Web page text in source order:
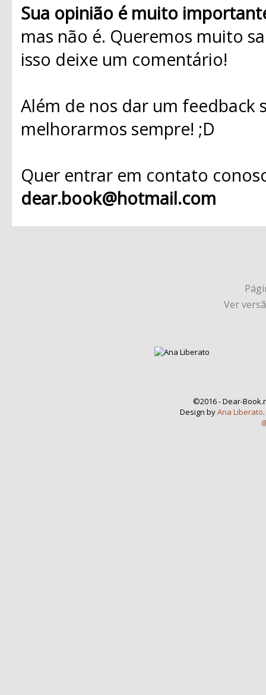
Sua opinião é muito
mas não é. Queremos muito
isso deixe um comentário!
Além de nos dar um
melhorarmos sempre! ;D
Quer entrar em contato
dear.book@hotmail.com
Ver
©2016 - Dear-
Design byAna Liberato